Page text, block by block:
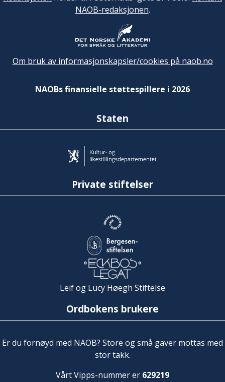
NAOB-redaksjonen.
Om bruk av informasjonskapsler/cookies på naob.no
NAOBs finansielle støttespillere i 2026
Staten
Private stiftelser
Leif og Lucy Høegh Stiftelse
Ordbokens brukere
Er du fornøyd med NAOB? Store og små gaver mottas med
stor takk.
Vårt Vipps-nummer er 629219